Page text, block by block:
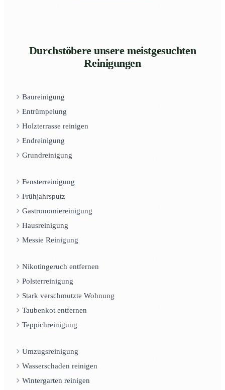
Durchstöbere unsere meistgesuchten
Reinigungen
Baureinigung
Entrümpelung
Holzterrasse reinigen
Endreinigung
Grundreinigung
Fensterreinigung
Frühjahrsputz
Gastronomiereinigung
Hausreinigung
Messie Reinigung
Nikotingeruch entfernen
Polsterreinigung
Stark verschmutzte Wohnung
Taubenkot entfernen
Teppichreinigung
Umzugsreinigung
Wasserschaden reinigen
Wintergarten reinigen